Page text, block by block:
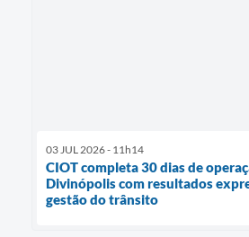
03 JUL 2026 - 11h14
CIOT completa 30 dias de
Divinópolis com resultados
gestão do trânsito